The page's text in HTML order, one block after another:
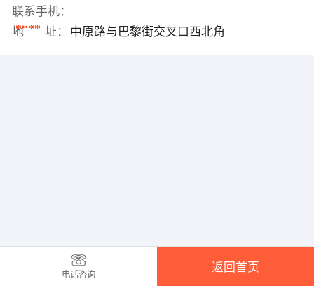
联系手机：
****
地 址： 中原路与巴黎街交叉口西北角
电话咨询
返回首页